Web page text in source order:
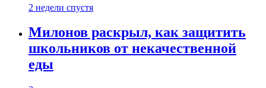
2 недели спустя
Милонов раскрыл, как защитить
школьников от некачественной
еды